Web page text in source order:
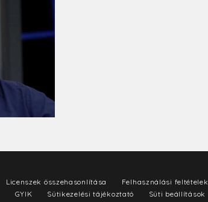
Licenszek összehasonlítása Felhasználási feltételek
GYIK Sütikezelési tájékoztató Süti beállítások